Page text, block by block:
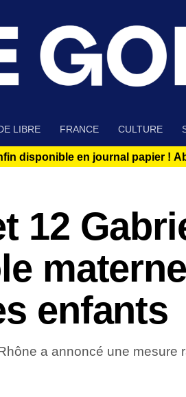
LIBRE FRANCE CULTURE
disponible en journal papier !
12
enfants
a annoncé une mesure